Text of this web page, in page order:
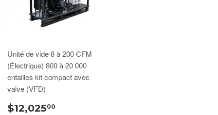
Unité de vide 8 à 200 CFM
(Électrique) 800 à 20 000
entailles kit compact avec
valve (VFD)
$12,02500